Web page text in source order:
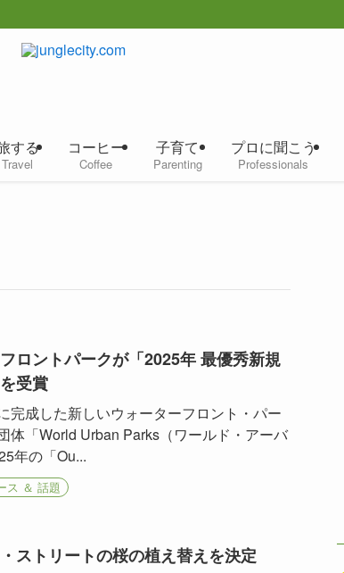
する
Travel
コーヒー
Coffee
子育て
Parenting
プロに聞こう
Professionals
ロントパークが「2025年 最優秀新規
受賞
完成した新しいウォーターフロント・パー
体「World Urban Parks（ワールド・アーバ
年の「Ou...
ス ＆ 話題
ストリートの桜の植え替えを決定